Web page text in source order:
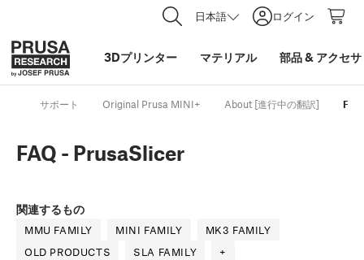
日本語 ログイン
3Dプリンター マテリアル 部品& アクセ
サポート Original Prusa MINI+ About [進行中の翻訳]
FAQ - PrusaSlicer
関連するもの
MMU FAMILY MINI FAMILY
MK3 FAMILY
OLD PRODUCTS
SLA FAMILY +